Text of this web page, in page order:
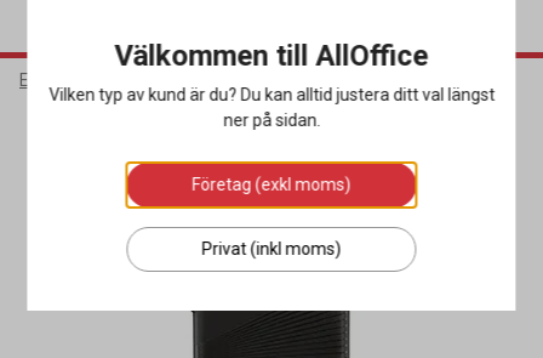
Elektronik
Välkommen till AllOffice
Vilken typ av kund är du? Du kan alltid justera ditt val längst
ner på sidan.
Företag (exkl moms)
Privat (inkl moms)